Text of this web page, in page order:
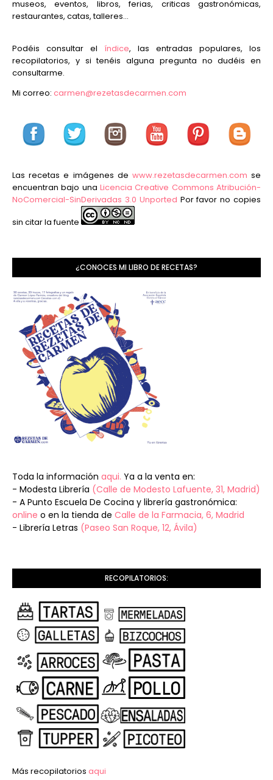
museos, eventos, libros, ferias, criticas gastronómicas,
restaurantes, catas, talleres...
Podéis consultar el índice, las entradas populares, los
recopilatorios, y si tenéis alguna pregunta no dudéis en
consultarme.
Mi correo: carmen@rezetasdecarmen.com
Las recetas e imágenes de www.rezetasdecarmen.com se
encuentran bajo una Licencia Creative Commons Atribución-
NoComercial-SinDerivadas 3.0 Unported Por favor no copies
sin citar la fuente
¿CONOCES MI LIBRO DE RECETAS?
Toda la información aqui. Ya a la venta en:
- Modesta Librería (Calle de Modesto Lafuente, 31, Madrid)
- A Punto Escuela De Cocina y librería gastronómica:
online o en la tienda de Calle de la Farmacia, 6, Madrid
- Librería Letras (Paseo San Roque, 12, Ávila)
RECOPILATORIOS:
Más recopilatorios aqui